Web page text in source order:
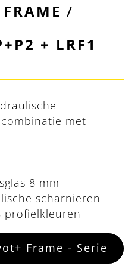
/
+ LRF1
met
8 mm
scharnieren
profielkleuren
Frame - Serie